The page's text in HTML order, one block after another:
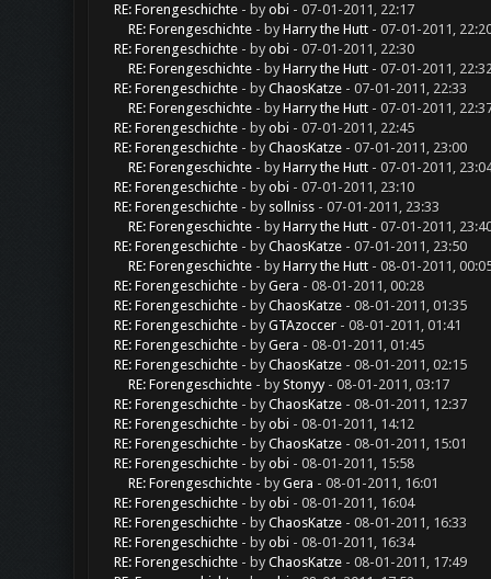
RE: Forengeschichte - byobi- 07-01-2011, 22:17
RE: Forengeschichte - byHarry the Hutt- 07-01-2011,
RE: Forengeschichte - byobi- 07-01-2011, 22:30
RE: Forengeschichte - byHarry the Hutt- 07-01-2011,
RE: Forengeschichte - byChaosKatze- 07-01-2011, 22:33
RE: Forengeschichte - byHarry the Hutt- 07-01-2011,
RE: Forengeschichte - byobi- 07-01-2011, 22:45
RE: Forengeschichte - byChaosKatze- 07-01-2011, 23:00
RE: Forengeschichte - byHarry the Hutt- 07-01-2011,
RE: Forengeschichte - byobi- 07-01-2011, 23:10
RE: Forengeschichte - by sollniss- 07-01-2011, 23:33
RE: Forengeschichte - byHarry the Hutt- 07-01-2011,
RE: Forengeschichte - byChaosKatze- 07-01-2011, 23:50
RE: Forengeschichte - byHarry the Hutt- 08-01-2011,
RE: Forengeschichte - byGera - 08-01-2011, 00:28
RE: Forengeschichte - byChaosKatze- 08-01-2011, 01:35
RE: Forengeschichte - byGTAzoccer- 08-01-2011, 01:41
RE: Forengeschichte - byGera - 08-01-2011, 01:45
RE: Forengeschichte - byChaosKatze- 08-01-2011, 02:15
RE: Forengeschichte - byStonyy- 08-01-2011, 03:17
RE: Forengeschichte - byChaosKatze- 08-01-2011, 12:37
RE: Forengeschichte - byobi- 08-01-2011, 14:12
RE: Forengeschichte - byChaosKatze- 08-01-2011, 15:01
RE: Forengeschichte - byobi- 08-01-2011, 15:58
RE: Forengeschichte - byGera - 08-01-2011, 16:01
RE: Forengeschichte - byobi- 08-01-2011, 16:04
RE: Forengeschichte - byChaosKatze- 08-01-2011, 16:33
RE: Forengeschichte - byobi- 08-01-2011, 16:34
RE: Forengeschichte - byChaosKatze- 08-01-2011, 17:49